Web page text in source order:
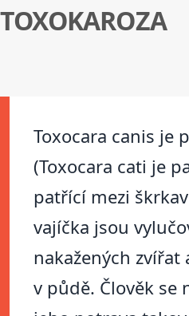
TOXOKAROZA
Toxocara canis je
(Toxocara cati je
patřící mezi
vajíčka jsou
nakažených zvířat
v půdě. Člověk se